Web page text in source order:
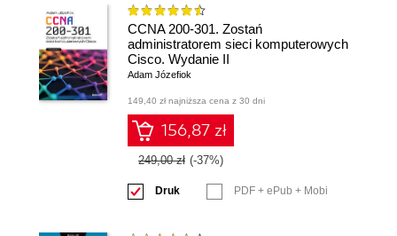
CCNA 200-301. Zostań
administratorem sieci komputerowych
Cisco. Wydanie II
Adam Józefiok
149,40 zł najniższa cena z 30 dni
156,87 zł
249,00 zł (-37%)
Druk PDF + ePub + Mobi